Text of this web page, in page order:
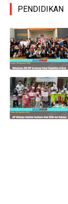
PENDIDIKAN